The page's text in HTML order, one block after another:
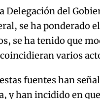
Delegación del
se ha ponderado
se ha tenido que
varios
fuentes han
y han incidido en